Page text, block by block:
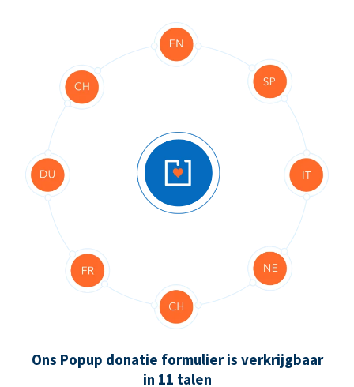
Ons Popup donatie formulier is verkrijgbaar
in 11 talen